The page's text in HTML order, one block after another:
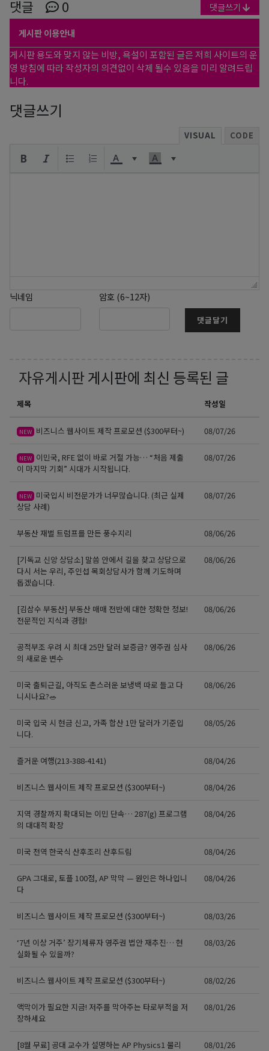
댓글 0 댓글쓰기
게시판 이용안내
게시판 용도와 맞지 않는 비방, 욕설이 포함된 글은 저희 사이트의 운
영 방침에 따라 작성자의 의견없이 삭제 될수 있음을 미리 알려드립
니다.
댓글쓰기
VISUAL CODE
닉네임 암호 (6~12자)
댓글달기
자유게시판 게시판에 최신 등록된 글
제목 작성일
NEW 비즈니스 웹사이트 제작 프로모션 ($300부터~) 08/07/26
NEW 이민국, RFE 없이 바로 거절 가능… “처음 제출
이 마지막 기회” 시대가 시작됩니다.
08/07/26
NEW 미국입시 비전문가가 너무많습니다. (최근 실제
상담 사례)
08/07/26
부동산 재벌 트럼프를 만든 풍수지리 08/06/26
[기독교 신앙 상담소] 말씀 안에서 길을 찾고 상담으로
다시 서는 우리, 주인섭 목회상담사가 함께 기도하며
돕겠습니다.
08/06/26
[김삼수 부동산] 부동산 매매 전반에 대한 정확한 정보!
전문적인 지식과 경험!
08/06/26
공적부조 우려 시 최대 25만 달러 보증금? 영주권 심사
의 새로운 변수
08/06/26
미국 출퇴근길, 아직도 촌스러운 보냉백 따로 들고 다
니시나요?🥗
08/06/26
미국 입국 시 현금 신고, 가족 합산 1만 달러가 기준입
니다.
08/05/26
즐거운 여행(213-388-4141) 08/04/26
비즈니스 웹사이트 제작 프로모션 ($300부터~) 08/04/26
지역 경찰까지 확대되는 이민 단속… 287(g) 프로그램
의 대대적 확장
08/04/26
미국 전역 한국식 산후조리 산후드림 08/04/26
GPA 그대로, 토플 100점, AP 막막 — 원인은 하나입니
다
08/04/26
비즈니스 웹사이트 제작 프로모션 ($300부터~) 08/03/26
‘7년 이상 거주’ 장기체류자 영주권 법안 재추진… 현
실화될 수 있을까?
08/03/26
비즈니스 웹사이트 제작 프로모션 ($300부터~) 08/02/26
액막이가 필요한 지금! 저주를 막아주는 타로부적을 저
장하세요
08/01/26
[8월 무료] 공대 교수가 설명하는 AP Physics1 물리
08/01/26